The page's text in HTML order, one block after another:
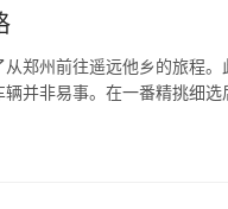
郑州前往遥远他乡的旅程
并非易事。在一番精挑细